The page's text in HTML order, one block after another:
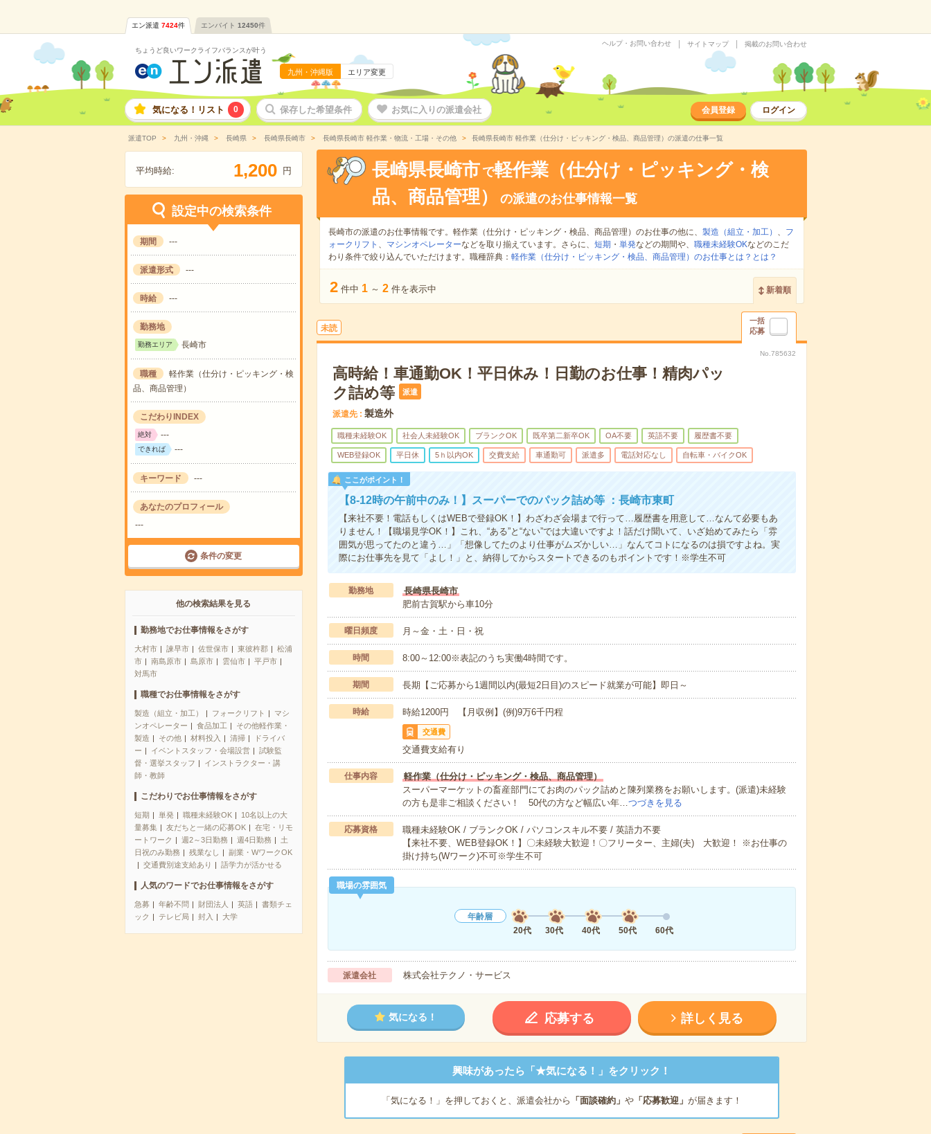
エン派遣 7424件 エンバイト 12450件
ちょうど良いワークライフバランスが叶う
九州・沖縄版 エリア変更
ヘルプ・お問い合わせ サイトマップ 掲載のお問い合わせ
気になる！リスト 0 保存した希望条件 お気に入りの派遣会社 会員登録 ログイン
派遣TOP 九州・沖縄 長崎県 長崎県長崎市 長崎県長崎市 軽作業・物流・工場・その他 長崎県長崎市 軽作業（仕分け・ピッキング・検品、商品管理）の派遣の仕事一覧
平均時給: 1,200 円
設定中の検索条件
期間 ---
派遣形式 ---
時給 ---
勤務地
勤務エリア 長崎市
職種
軽作業（仕分け・ピッキング・検
品、商品管理）
こだわりINDEX
絶対 ---
できれば ---
キーワード ---
あなたのプロフィール
---
条件の変更
他の検索結果を見る
勤務地でお仕事情報をさがす
大村市 諫早市 佐世保市 東彼杵郡
松浦
市
南島原市 島原市 雲仙市
平戸市
対馬市
職種でお仕事情報をさがす
製造（組立・加工） フォークリフト
マシ
ンオペレーター
食品加工
その他軽作業・
製造
その他 材料投入 清掃
ドライバ
ー
イベントスタッフ・会場設営
試験監
督・選挙スタッフ
インストラクター・講
師・教師
こだわりでお仕事情報をさがす
短期 単発 職種未経験OK
10名以上の大
量募集
友だちと一緒の応募OK
在宅・リモ
ートワーク
週2～3日勤務 週4日勤務
土
日祝のみ勤務
残業なし
副業・WワークOK
交通費別途支給あり
語学力が活かせる
人気のワードでお仕事情報をさがす
急募 年齢不問 財団法人 英語
書類チェ
ック
テレビ局 封入 大学
長崎県長崎市 で軽作業（仕分け・ピッキング・検
品、商品管理）
の派遣のお仕事情報一覧
長崎市の派遣のお仕事情報です。軽作業（仕分け・ピッキング・検品、商品管理）のお仕事の他に、 製造（組立・加工） 、
フ
ォークリフト 、 マシンオペレーターなどを取り揃えています。さらに、 短期 ・ 単発などの期間や、 職種未経験OKなどのこだ
わり条件で絞り込んでいただけます。職種辞典： 軽作業（仕分け・ピッキング・検品、商品管理）のお仕事とは？とは？
2 件中 1 ～ 2 件を表示中 新着順
未読
一括
応募
No.785632
高時給！車通勤OK！平日休み！日勤のお仕事！精肉パッ
ク詰め等
派遣
派遣先 製造外
職種未経験OK 社会人未経験OK ブランクOK 既卒第二新卒OK OA不要 英語不要 履歴書不要
WEB登録OK 平日休 5ｈ以内OK 交費支給 車通勤可 派遣多 電話対応なし 自転車・バイクOK
ここがポイント！
【8-12時の午前中のみ！】スーパーでのパック詰め等 ：長崎市東町
【来社不要！電話もしくはWEBで登録OK！】わざわざ会場まで行って…履歴書を用意して…なんて必要もあ
りません！【職場見学OK！】これ、“ある”と“ない”では大違いですよ！話だけ聞いて、いざ始めてみたら「雰
囲気が思ってたのと違う…」「想像してたのより仕事がムズかしい…」なんてコトになるのは損ですよね。実
際にお仕事先を見て「よし！」と、納得してからスタートできるのもポイントです！※学生不可
勤務地
長崎県長崎市
肥前古賀駅から車10分
曜日頻度 月～金・土・日・祝
時間 8:00～12:00※表記のうち実働4時間です。
期間 長期【ご応募から1週間以内(最短2日目)のスピード就業が可能】即日～
時給 時給1200円 【月収例】(例)9万6千円程
交通費
交通費支給有り
仕事内容
軽作業（仕分け・ピッキング・検品、商品管理）
スーパーマーケットの畜産部門にてお肉のパック詰めと陳列業務をお願いします。(派遣)未経験
の方も是非ご相談ください！ 50代の方など幅広い年…つづきを見る
応募資格
職種未経験OK / ブランクOK / パソコンスキル不要 / 英語力不要
【来社不要、WEB登録OK！】〇未経験大歓迎！〇フリーター、主婦(夫) 大歓迎！ ※お仕事の
掛け持ち(Wワーク)不可※学生不可
職場の雰囲気
年齢層
20代
30代 40代 50代 60代
派遣会社 株式会社テクノ・サービス
気になる！ 応募する 詳しく見る
興味があったら「★気になる！」をクリック！
「気になる！」を押しておくと、派遣会社から 「面談確約」 や「応募歓迎」 が届きます！